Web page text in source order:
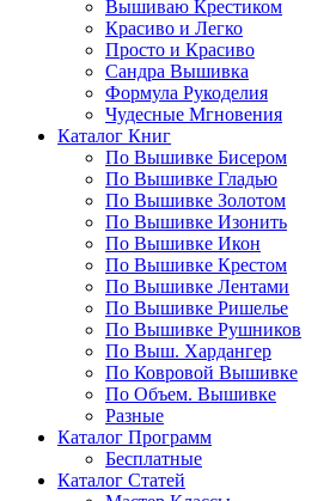
Вышиваю Крестиком
Красиво и Легко
Просто и Красиво
Сандра Вышивка
Формула Рукоделия
Чудесные Мгновения
Каталог Книг
По Вышивке Бисером
По Вышивке Гладью
По Вышивке Золотом
По Вышивке Изонить
По Вышивке Икон
По Вышивке Крестом
По Вышивке Лентами
По Вышивке Ришелье
По Вышивке Рушников
По Выш. Хардангер
По Ковровой Вышивке
По Объем. Вышивке
Разные
Каталог Программ
Бесплатные
Каталог Статей